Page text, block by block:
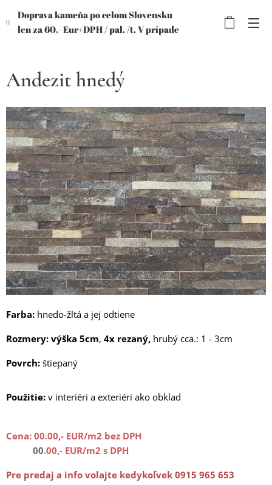
Doprava kameňa po celom Slovensku
len za 60,- Eur+DPH /pal. /t. V prípade
Andezit hnedý
Farba: hnedo-žltá a jej odtiene
Rozmery: výška 5cm, 4x rezaný, hrubý cca.: 1 - 3cm
Povrch: štiepaný
Použitie: v interiéri a exteriéri ako obklad
Cena: 00.00,- EUR/m2 bez DPH
00.00,- EUR/m2 s DPH
Pre predaj a info volajte kedykoľvek 0915 965 653